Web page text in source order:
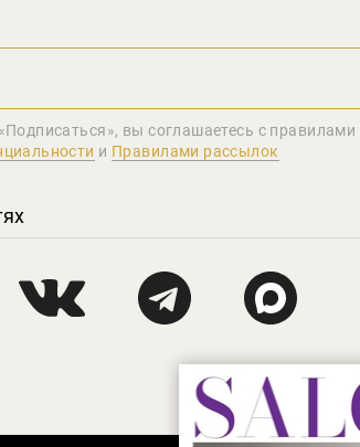
вы соглашаетеcь с правилами
и Правилами рассылок